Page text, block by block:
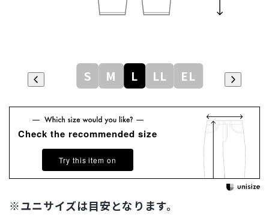
S M L LL EL
Check the recommended size
Try this item on
※ユニサイズは目安となります。